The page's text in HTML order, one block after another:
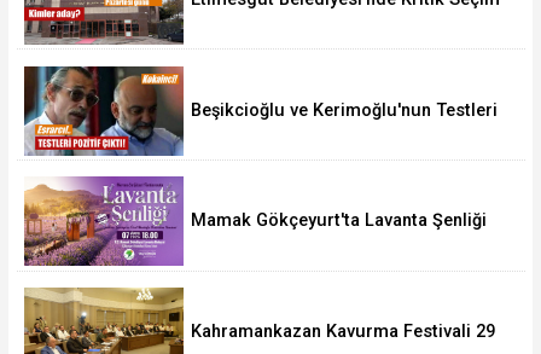
Beşikcioğlu ve Kerimoğlu'nun Testleri
Mamak Gökçeyurt'ta Lavanta Şenliği
Kahramankazan Kavurma Festivali 29